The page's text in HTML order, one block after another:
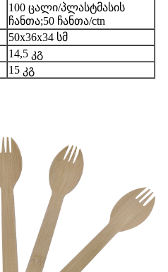
100 ცალი/პლასტმასის
ჩანთა;50 ჩანთა/ctn
50x36x34 სმ
14,5 კგ
15 კგ